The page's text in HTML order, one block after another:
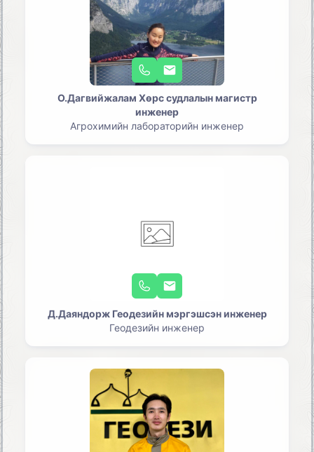
О.Дагвийжалам Хөрс судлалын магистр
инженер
Агрохимийн лабораторийн инженер
Д.Даяндорж Геодезийн мэргэшсэн инженер
Геодезийн инженер